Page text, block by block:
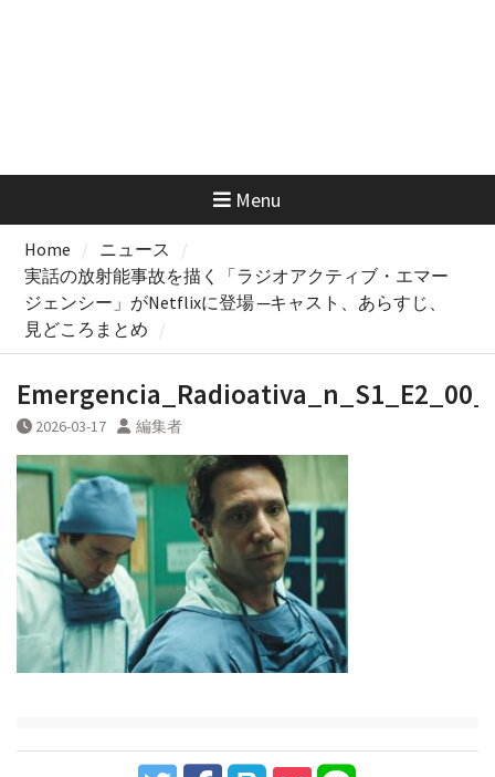
Menu
Home
ニュース
実話の放射能事故を描く「ラジオアクティブ・エマー
ジェンシー」がNetflixに登場 ─キャスト、あらすじ、
見どころまとめ
2026-03-17 編集者